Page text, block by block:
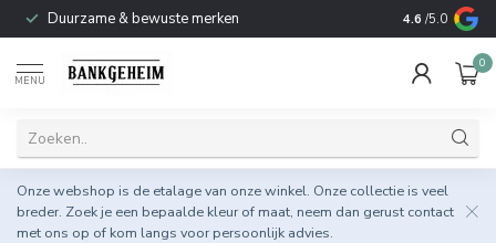
Duurzame & bewuste merken 4.6 /5.0
MENU
0
Onze webshop is de etalage van onze winkel. Onze collectie is veel
breder. Zoek je een bepaalde kleur of maat, neem dan gerust contact
met ons op of kom langs voor persoonlijk advies.